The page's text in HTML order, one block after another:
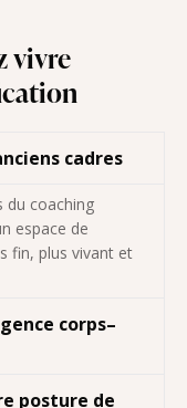
vivre
cadres
du coaching
espace de
fin, plus vivant et
corps–
posture de